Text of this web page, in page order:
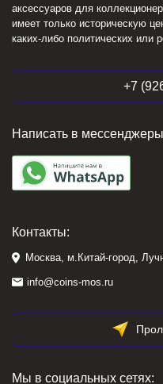
аксессуаров для
имеет только историческую
каких-либо политических или
+7
Написать в
Контакты:
Москва, м.Китай-город,
info@coins-mos.ru
Мы в социальных сетях: